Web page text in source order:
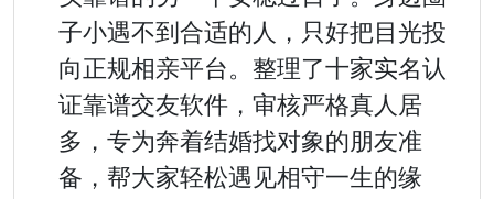
子小遇不到合适的人，只好把目光投
向正规相亲平台。整理了十家实名认
证靠谱交友软件，审核严格真人居
多，专为奔着结婚找对象的朋友准
备，帮大家轻松遇见相守一生的缘